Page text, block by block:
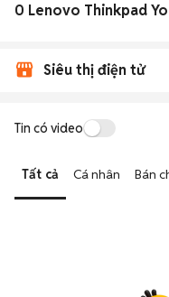
0 Lenovo Thinkpad
Siêu thị điện tử
Tin có video
Tất cả Cá nhân Bán